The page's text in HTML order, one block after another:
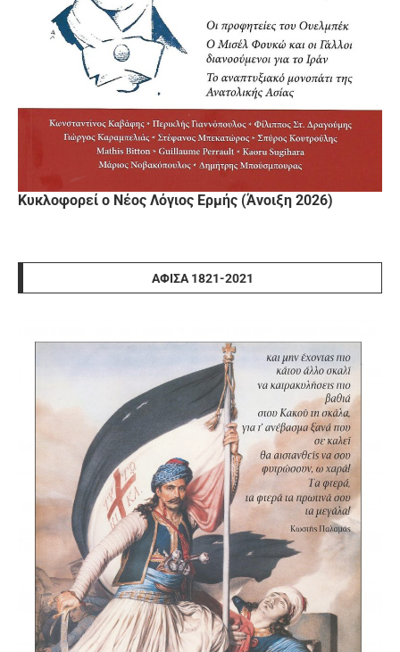
Κυκλοφορεί ο Νέος Λόγιος Ερμής (Άνοιξη 2026)
ΑΦΊΣΑ 1821-2021